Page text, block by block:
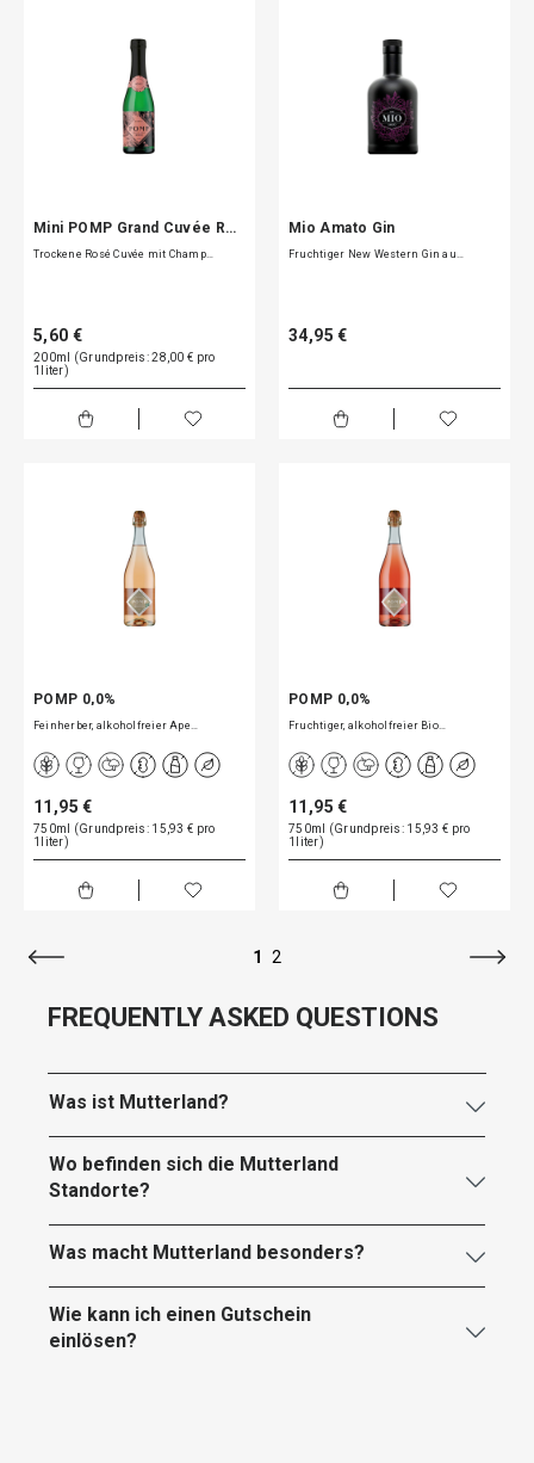
Mini POMP Grand Cuvée R…
Trockene Rosé Cuvée mit Champ…
5,60 €
200ml (Grundpreis: 28,00 € pro
1liter)
Mio Amato Gin
Fruchtiger New Western Gin au…
34,95 €
POMP 0,0%
Feinherber, alkoholfreier Ape…
11,95 €
750ml (Grundpreis: 15,93 € pro
1liter)
POMP 0,0%
Fruchtiger, alkoholfreier Bio…
11,95 €
750ml (Grundpreis: 15,93 € pro
1liter)
1 2
FREQUENTLY ASKED QUESTIONS
Was ist Mutterland?
Wo befinden sich die Mutterland
Standorte?
Was macht Mutterland besonders?
Wie kann ich einen Gutschein
einlösen?